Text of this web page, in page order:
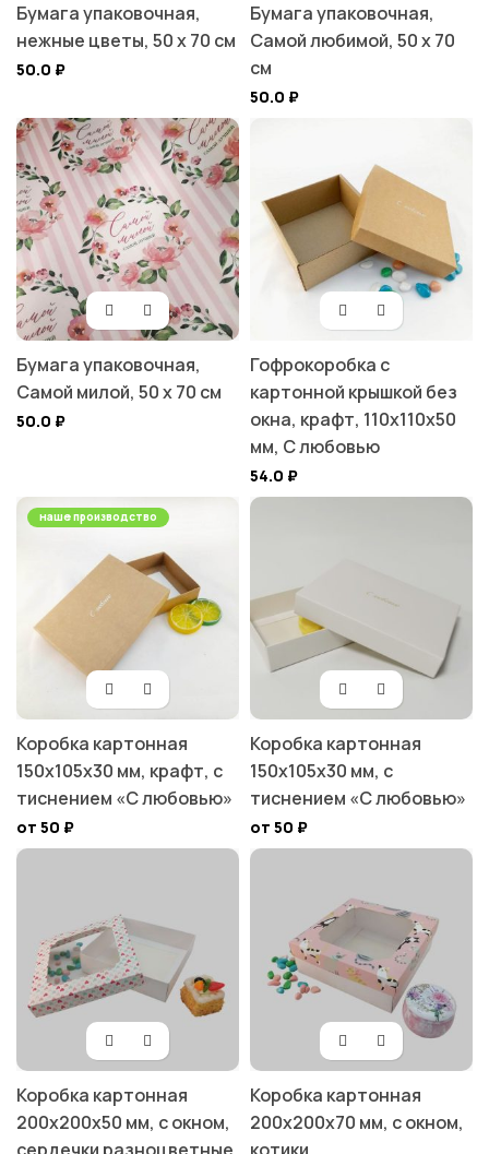
Бумага упаковочная,
нежные цветы, 50 х 70 см
50.0 ₽
Бумага упаковочная,
Самой любимой, 50 х 70
см
50.0 ₽
Бумага упаковочная,
Самой милой, 50 х 70 см
50.0 ₽
Гофрокоробка с
картонной крышкой без
окна, крафт, 110х110х50
мм, С любовью
54.0 ₽
наше производство
Коробка картонная
150х105х30 мм, крафт, с
тиснением «С любовью»
от 50 ₽
Коробка картонная
150х105х30 мм, с
тиснением «С любовью»
от 50 ₽
Коробка картонная
200х200х50 мм, с окном,
Коробка картонная
200х200х70 мм, с окном,